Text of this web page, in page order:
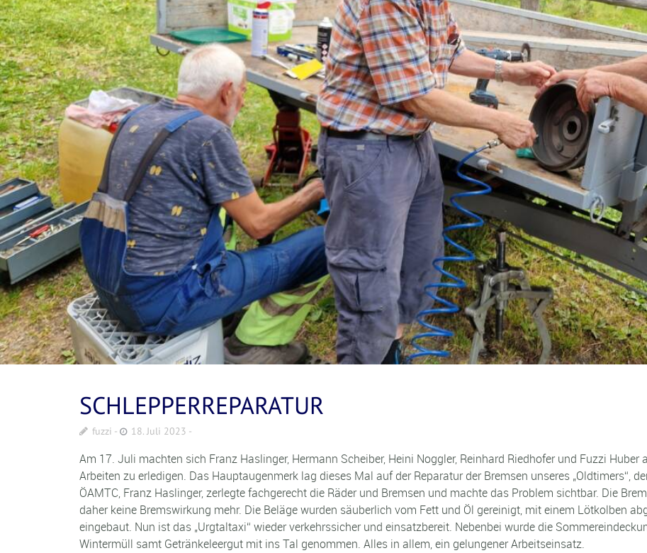
SCHLEPPERREPARATUR
fuzzi 18. Juli 2023
Am 17. Juli machten sich Franz Haslinger, Hermann Scheiber, Heini Noggler, Reinhard Riedhofer und Fuzzi Huber
Arbeiten zu erledigen. Das Hauptaugenmerk lag dieses Mal auf der Reparatur der Bremsen unseres „Oldtimers“,
ÖAMTC, Franz Haslinger, zerlegte fachgerecht die Räder und Bremsen und machte das Problem sichtbar. Die
daher keine Bremswirkung mehr. Die Beläge wurden säuberlich vom Fett und Öl gereinigt, mit einem Lötkolben
eingebaut. Nun ist das „Urgtaltaxi“ wieder verkehrssicher und einsatzbereit. Nebenbei wurde die
Wintermüll samt Getränkeleergut mit ins Tal genommen. Alles in allem, ein gelungener Arbeitseinsatz.